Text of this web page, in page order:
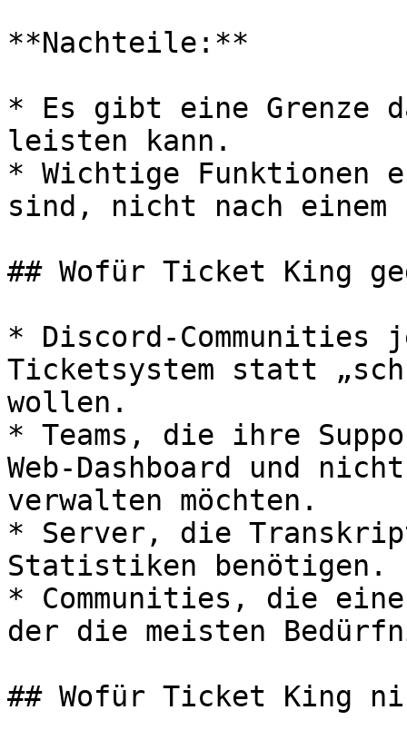
**Nachteile:**
* Es gibt eine Grenze
leisten kann.
* Wichtige Funktionen
sind, nicht nach
## Wofür Ticket King
* Discord-
Ticketsystem statt
wollen.
* Teams, die ihre
Web-Dashboard und
verwalten möchten.
* Server, die
Statistiken benötigen.
* Communities, die
der die meisten
## Wofür Ticket King